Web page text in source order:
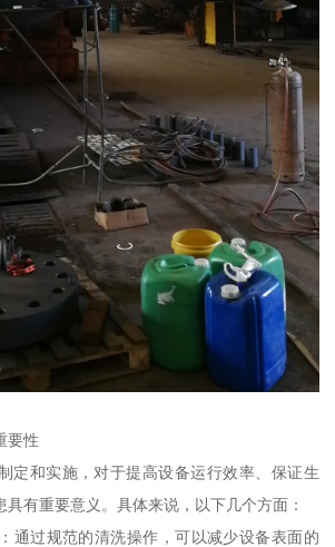
要性
定和实施，对于提高设备运行效率、保证生
有重要意义。具体来说，以下几个方面：
通过规范的清洗操作，可以减少设备表面的